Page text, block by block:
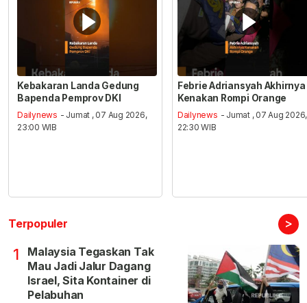
Kebakaran Landa Gedung
Bapenda Pemprov DKI
Dailynews - Jumat , 07 Aug 2026,
23:00 WIB
Febrie Adriansyah Akhirnya
Kenakan Rompi Orange
Dailynews - Jumat , 07 Aug 2026,
22:30 WIB
Terpopuler >
1
Malaysia Tegaskan Tak
Mau Jadi Jalur Dagang
Israel, Sita Kontainer di
Pelabuhan